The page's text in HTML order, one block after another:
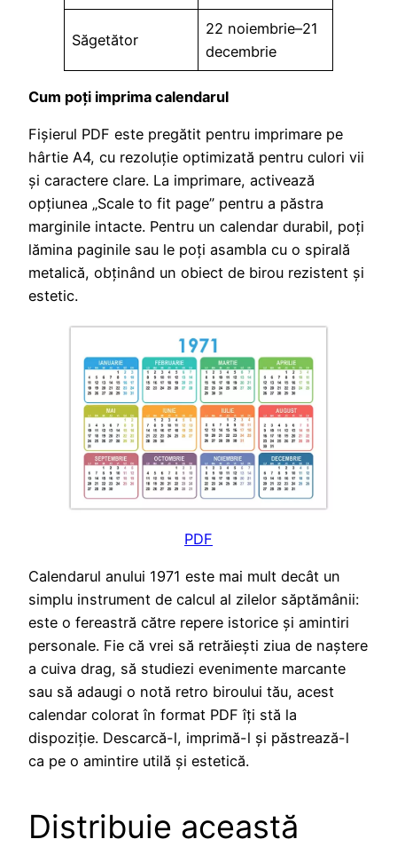
Săgetător
22 noiembrie–21
decembrie
Cum poți imprima calendarul
Fișierul PDF este pregătit pentru imprimare pe
hârtie A4, cu rezoluție optimizată pentru culori vii
și caractere clare. La imprimare, activează
opțiunea „Scale to fit page” pentru a păstra
marginile intacte. Pentru un calendar durabil, poți
lămina paginile sau le poți asambla cu o spirală
metalică, obținând un obiect de birou rezistent și
estetic.
PDF
Calendarul anului 1971 este mai mult decât un
simplu instrument de calcul al zilelor săptămânii:
este o fereastră către repere istorice și amintiri
personale. Fie că vrei să retrăiești ziua de naștere
a cuiva drag, să studiezi evenimente marcante
sau să adaugi o notă retro biroului tău, acest
calendar colorat în format PDF îți stă la
dispoziție. Descarcă-l, imprimă-l și păstrează-l
ca pe o amintire utilă și estetică.
Distribuie această